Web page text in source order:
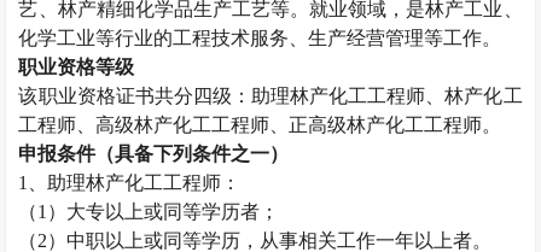
艺、林产精细化学品生产工艺等。就业领域，是林产工业、
化学工业等行业的工程技术服务、生产经营管理等工作。
职业资格等级
该职业资格证书共分四级：助理林产化工工程师、林产化工
工程师、高级林产化工工程师、正高级林产化工工程师。
申报条件（具备下列条件之一）
1
、助理林产化工工程师：
（1 ）大专以上或同等学历者；
（2）中职以上或同等学历，从事相关工作一年以上者。